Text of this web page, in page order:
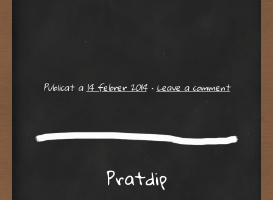
Publicat a14 febrer 2014 •Leave a comment
Pratdip